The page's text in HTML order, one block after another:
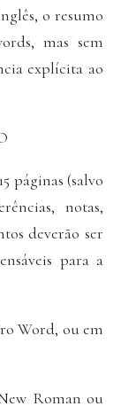
o resumo
mas sem
explícita ao
páginas (salvo
notas,
deverão ser
para a
Word, ou em
Roman ou